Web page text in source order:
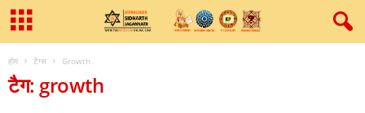
होम टैग्स Growth
टैग: growth